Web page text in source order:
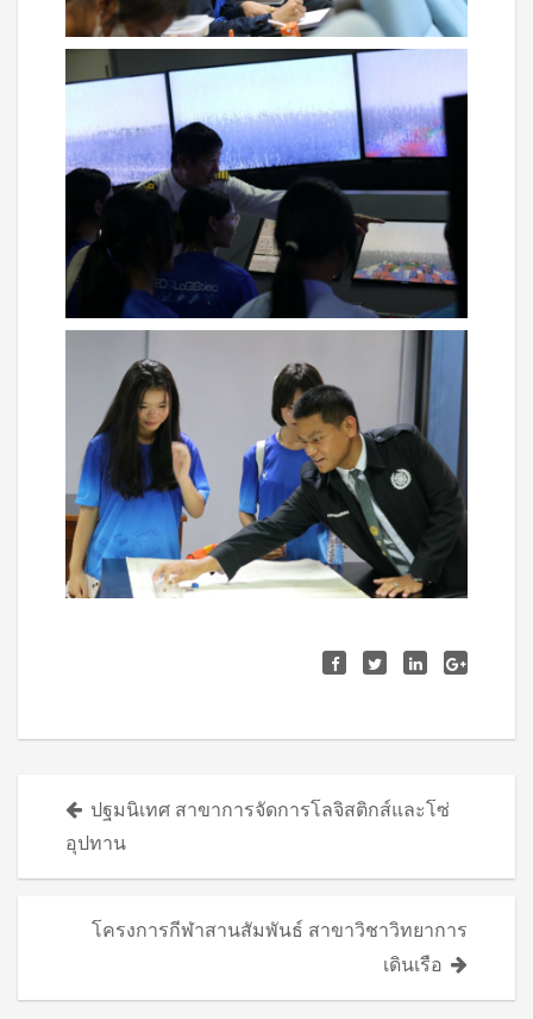
Posts
navigation
ปฐมนิเทศ สาขาการจัดการโลจิสติกส์และโซ่
อุปทาน
โครงการกีฬาสานสัมพันธ์ สาขาวิชาวิทยาการ
เดินเรือ